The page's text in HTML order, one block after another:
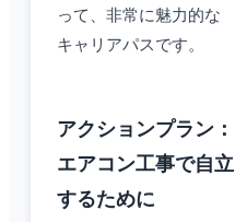
って、非常に魅力的な
キャリアパスです。
アクションプラン：
エアコン工事で自立
するために